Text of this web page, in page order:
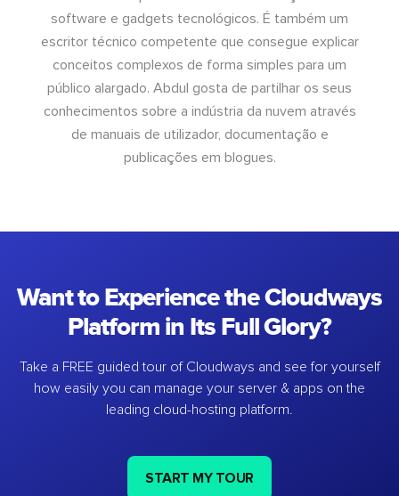
software e gadgets tecnológicos. É também um
escritor técnico competente que consegue explicar
conceitos complexos de forma simples para um
público alargado. Abdul gosta de partilhar os seus
conhecimentos sobre a indústria da nuvem através
de manuais de utilizador, documentação e
publicações em blogues.
Want to Experience the Cloudways
Platform in Its Full Glory?
Take a FREE guided tour of Cloudways and see for yourself
how easily you can manage your server & apps on the
leading cloud-hosting platform.
START MY TOUR